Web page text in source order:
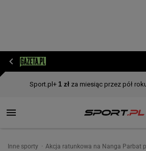
Inne sporty Akcja ratunkowa na Nanga Parbat